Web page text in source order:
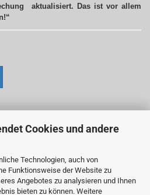
Cookies und andere
Technologien, auch von
Funktionsweise der Website zu
Angebotes zu analysieren und Ihnen
bieten zu können. Weitere
aktualisiert. Das ist vor allem